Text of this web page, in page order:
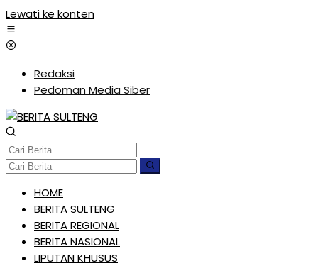
Lewati ke konten
Redaksi
Pedoman Media Siber
HOME
BERITA SULTENG
BERITA REGIONAL
BERITA NASIONAL
LIPUTAN KHUSUS